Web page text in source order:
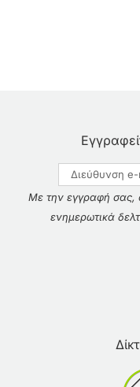
Με την εγγραφή σας,
ενημερωτικά